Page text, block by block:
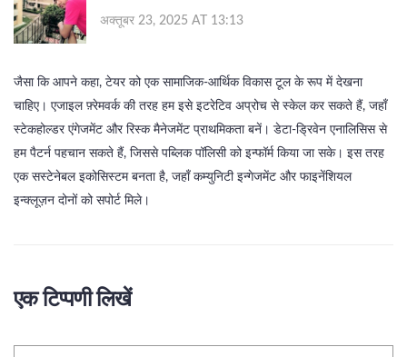
अक्तूबर 23, 2025 AT 13:13
जैसा कि आपने कहा, टेयर को एक सामाजिक-आर्थिक विकास टूल के रूप में देखना
चाहिए। एजाइल फ़्रेमवर्क की तरह हम इसे इटरेटिव अप्रोच से स्केल कर सकते हैं, जहाँ
स्टेकहोल्डर एंगेजमेंट और रिस्क मैनेजमेंट प्राथमिकता बनें। डेटा‑ड्रिवेन एनालिसिस से
हम पैटर्न पहचान सकते हैं, जिससे पब्लिक पॉलिसी को इन्फॉर्म किया जा सके। इस तरह
एक सस्टेनेबल इकोसिस्टम बनता है, जहाँ कम्युनिटी इन्गेजमेंट और फाइनेंशियल
इन्क्लूज़न दोनों को सपोर्ट मिले।
एक टिप्पणी लिखें